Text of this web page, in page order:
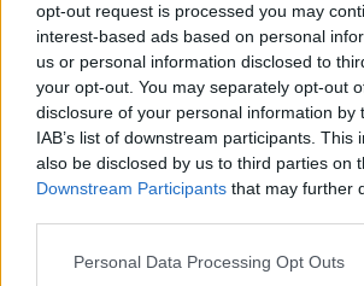
opt-out request is processed you may
interest-based ads based on personal
us or personal information disclosed to
your opt-out. You may separately opt-out
disclosure of your personal information by
IAB’s list of downstream participants. This
also be disclosed by us to third parties on
Downstream Participants that may further
Please note that this website/app uses
Personal Data Processing Opt Outs
Κυκλάδες, Κρήτη
Καιρός: Νεφώσεις παροδικά
βροχές και τις πρώτες πρωινές
καταιγίδες. Χιόνια στα ορεινά
υψόμετρο 900 μ.).
Ανεμοι: Βόρειοι 7-8 μποφόρ με
εξασθένηση από το απόγευμα.